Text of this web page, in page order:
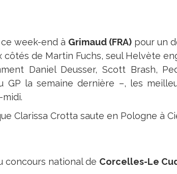
ce week-end à Grimaud (FRA)pour un
de Martin Fuchs, seul Helvète
Daniel Deusser, Scott Brash,
GP la semaine dernière –, les
Clarissa Crotta saute en Pologne à
concours national de Corcelles-Le